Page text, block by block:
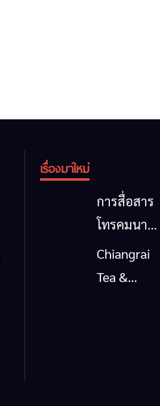
เรื่องมาใหม่
การสื่อสาร
โทรคมนาคม
กรณีภัย
พิบัติ
Chiangrai
Tea &